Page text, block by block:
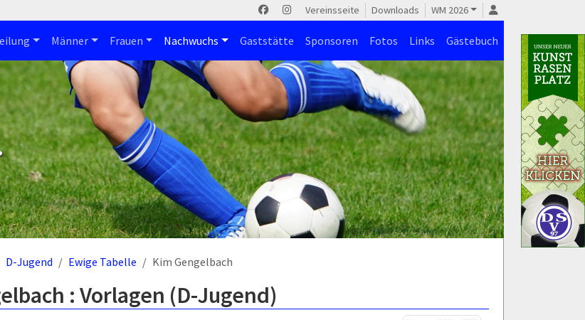
Vereinsseite Downloads WM 2026
Männer Frauen Nachwuchs Gaststätte Sponsoren Fotos Links Gästebuch
D-Jugend Ewige Tabelle Kim Gengelbach
: Vorlagen (D-Jugend)